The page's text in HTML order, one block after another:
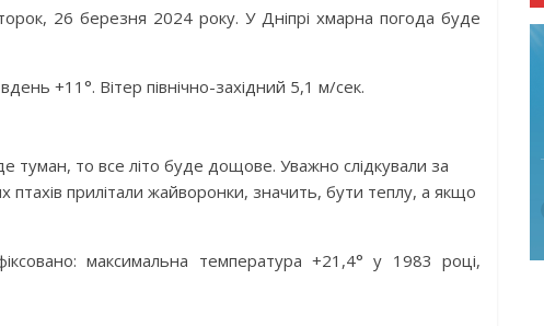
26 березня 2024 року. У Дніпрі хмарна погода буде
+11°. Вітер північно-західний 5,1 м/сек.
туман, то все літо буде дощове. Уважно слідкували за
птахів прилітали жайворонки, значить, бути теплу, а якщо
максимальна температура +21,4° у 1983 році,